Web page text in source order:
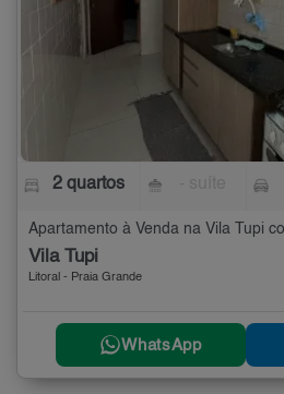
2 quartos
Apartamento à Venda na Vila Tupi
Vila Tupi
Litoral - Praia Grande
WhatsApp